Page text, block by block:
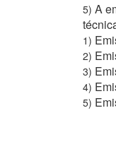
5) A
1)
2)
3)
4)
5)